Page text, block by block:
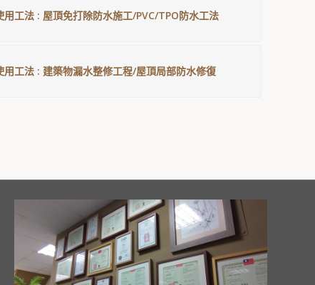
工法 : 屋頂免打除防水施工/PVC/TPO防水工法
工法 : 建築物漏水整修工程/屋頂局部防水修復